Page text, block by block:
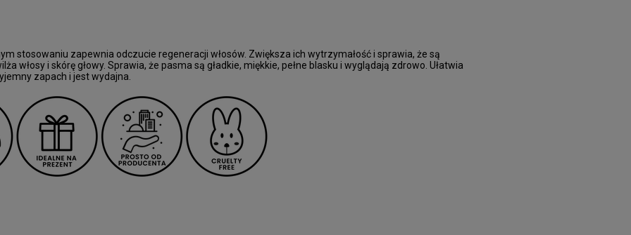
stosowaniu zapewnia odczucie regeneracji włosów. Zwiększa ich wytrzymałość i sprawia, że są
włosy i skórę głowy. Sprawia, że pasma są gładkie, miękkie, pełne blasku i wyglądają zdrowo. Ułatwia
zapach i jest wydajna.